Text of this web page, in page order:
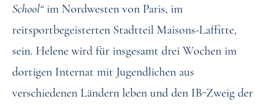
School“im Nordwesten von Paris, im
reitsportbegeisterten Stadtteil Maisons-Laffitte,
sein. Helene wird für insgesamt drei Wochen im
dortigen Internat mit Jugendlichen aus
verschiedenen Ländern leben und den IB-Zweig der